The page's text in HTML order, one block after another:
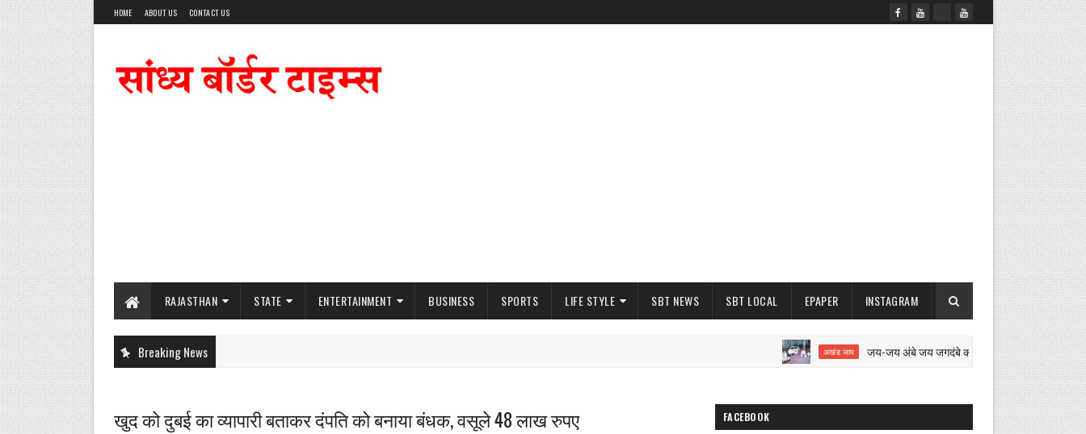
HOME ABOUT US CONTACT US
RAJASTHAN STATE ENTERTAINMENT BUSINESS SPORTS LIFE STYLE SBT NEWS SBT LOCAL EPAPER INSTAGRAM
Breaking News अखंड जाप जय-जय अंबे जय जगदंबे का 12 घंटे का अखंड जाप शुरू
खुद को दुबई का व्यापारी बताकर दंपति को बनाया बंधक, वसूले 48 लाख रुपए FACEBOOK